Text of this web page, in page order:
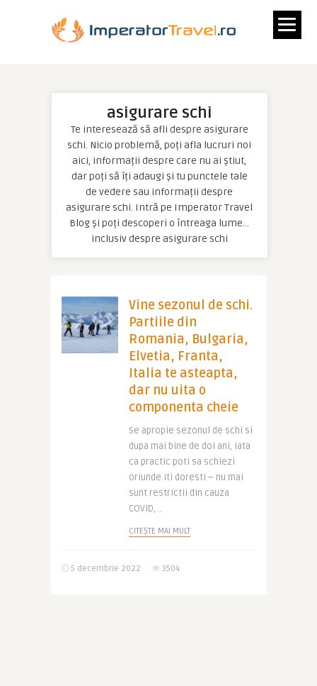
asigurare schi
Te interesează să afli despre asigurare
schi. Nicio problemă, poți afla lucruri noi
aici, informații despre care nu ai știut,
dar poți să îți adaugi și tu punctele tale
de vedere sau informații despre
asigurare schi. Intră pe Imperator Travel
Blog și poți descoperi o întreaga lume…
inclusiv despre asigurare schi
Vine sezonul de schi.
Partiile din
Romania, Bulgaria,
Elvetia, Franta,
Italia te asteapta,
dar nu uita o
componenta cheie
Se apropie sezonul de schi si
dupa mai bine de doi ani, iata
ca practic poti sa schiezi
oriunde iti doresti – nu mai
sunt restrictii din cauza
COVID, ..
CITEȘTE MAI MULT
5 decembrie 2022 3504